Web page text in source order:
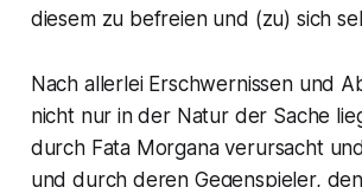
diesem zu befreien und (zu) sich
Nach allerlei Erschwernissen und
nicht nur in der Natur der Sache
durch Fata Morgana verursacht
und durch deren Gegenspieler,